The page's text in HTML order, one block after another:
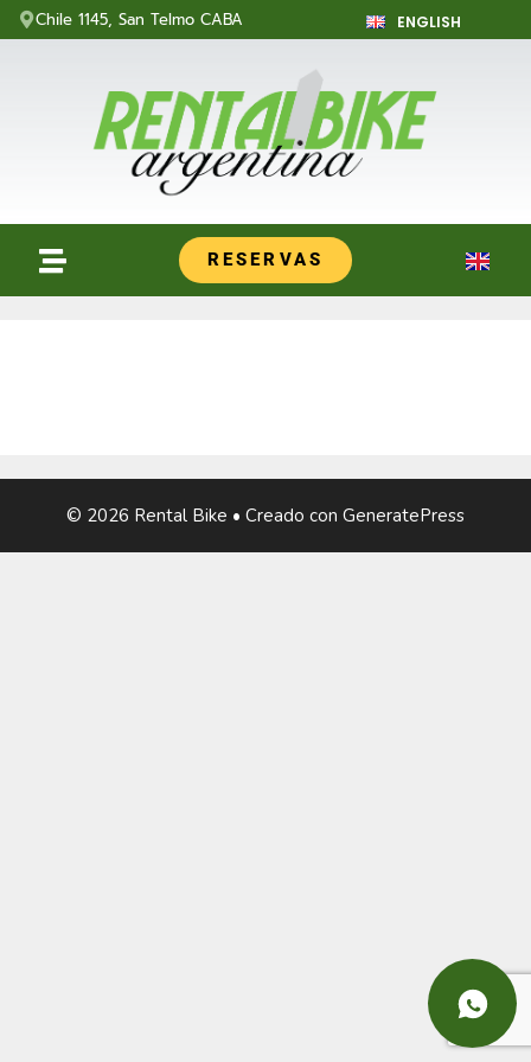
Chile 1145, San Telmo CABA ENGLISH
RESERVAS
© 2026 Rental Bike • Creado con GeneratePress